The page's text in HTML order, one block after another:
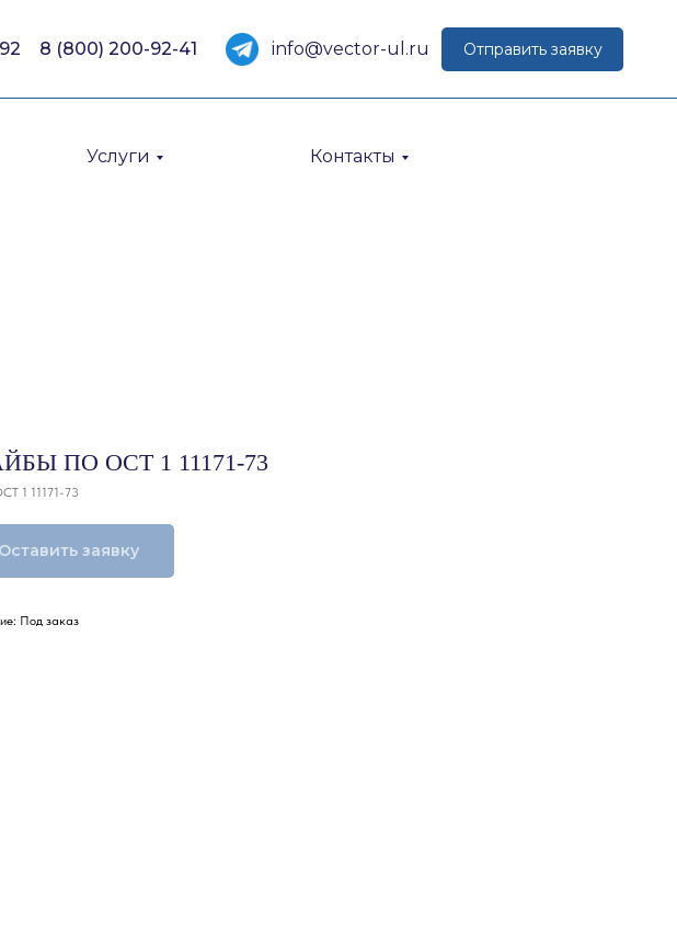
Отправить заявку
8 (800) 200-92-41 info@vector-ul.ru
Услуги Контакты
ПО ОСТ 1 11171-73
1 11171-73
Оставить заявку
Под заказ